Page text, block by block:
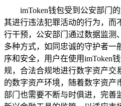
imToken钱包受到公安部门
其进行违法犯罪活动的行为，而
行干预，公安部门通过数据监测
多种方式，如同忠诚的守护者一
序和安全，用户在使用imToken
规，合法合规地进行数字资产交
的数字资产环境，随着数字资产
部门也需要不断与时俱进，完善